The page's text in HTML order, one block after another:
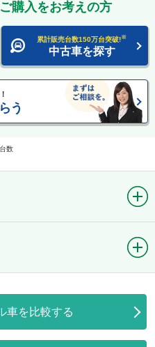
購入をお考えの方
累計販売台数150万台突破!※
中古車を探す
う
数
車を比較する